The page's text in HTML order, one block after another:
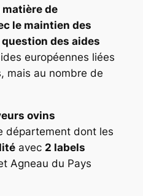
de
le maintien des
question des aides
européennes liées
mais au nombre de
ovins
département dont les
avec 2 labels
Agneau du Pays